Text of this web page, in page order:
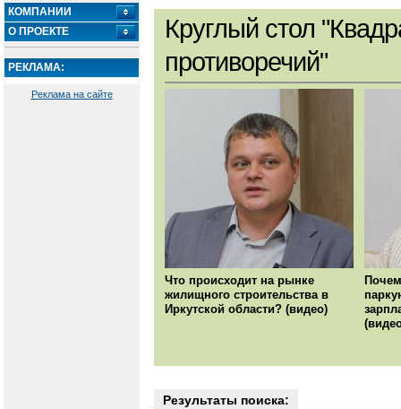
КОМПАНИИ
О ПРОЕКТЕ
РЕКЛАМА:
Реклама на сайте
Круглый стол
противоречий"
Что происходит на рынке
жилищного строительства в
Иркутской области? (видео)
Результаты поиска: